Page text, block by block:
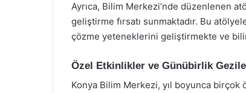
Ayrıca, Bilim Merkezi’nde düzenlenen
geliştirme fırsatı sunmaktadır. Bu
çözme yeteneklerini geliştirmekte ve
Özel Etkinlikler ve Günübirlik
Konya Bilim Merkezi, yıl boyunca